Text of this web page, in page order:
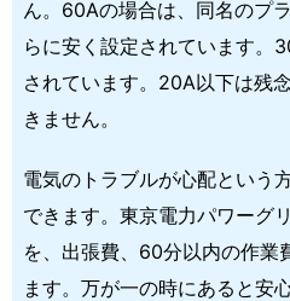
ん。60Aの場合は、同名のプ
らに安く設定されています。
されています。20A以下は残
きません。
電気のトラブルが心配という
できます。東京電力パワーグ
を、出張費、60分以内の作業
ます。万が一の時にあると安